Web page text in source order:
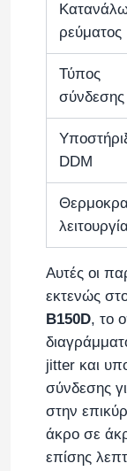
Διακόπτης
Κύκλος Cisco
Ράφι
Οπτικό
ρεύματος
Τύπος
σύνδεσης
DDM
Αυτές οι
εκτενώς
B150D, το
jitter και
σύνδεσης
στην
άκρο σε
επίσης